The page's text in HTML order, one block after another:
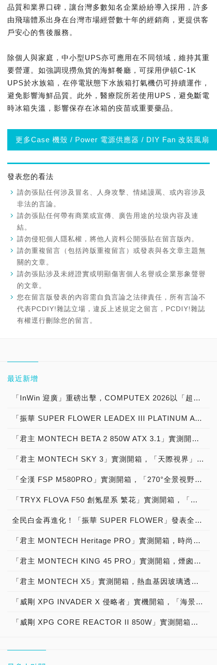
品質和業界口碑，讓台灣多數知名企業紛紛導入採用，許多
由飛瑞體系出身在台灣市場經營數十年的經銷商，更提供客
戶安心的售後服務。
除個人與家庭，中小型UPS亦可應用在不同領域，維持其重
要營運。如強調現撈魚貨的海鮮餐廳，可採用伊頓C-1K
UPS於水族箱，在停電狀態下水族箱打氣機仍可持續運作，
避免影響海鮮品質。此外，醫療院所若使用UPS，避免斷電
時冰箱失溫，影響保存在冰箱的疫苗或重要藥品。
更多Case 機殼 / Power 電源供應器 / DIY Fan 改裝風扇
發表您的看法
請勿張貼任何涉及冒名、人身攻擊、情緒謾罵、或內容涉及
非法的言論。
請勿張貼任何帶有商業或宣傳、廣告用途的垃圾內容及連
結。
請勿侵犯個人隱私權，將他人資料公開張貼在留言版內。
請勿重複留言（包括跨版重複留言）或發表與各文章主題無
關的文章。
請勿張貼涉及未經證實或明顯傷害個人名譽或企業形象聲譽
的文章。
您在留言版發表的內容需自負言論之法律責任，所有言論不
代表PCDIY!雜誌立場，違反上述規定之留言，PCDIY!雜誌
有權逕行刪除您的留言。
最近新增
「InWin 迎廣」重磅出擊，COMPUTEX 2026以「超越硬體，構築 AI 未來架構」為主題，展現「從硬體製造到AI系統整合的全面進化」！
「振華 SUPER FLOWER LEADEX III PLATINUM ATX 3.1 1000W」實測開箱，Cybenetics PLATINUM白金牌認證「PCIe 5.1 單原生 12V-2x6 連接器 」電源供應器 feat. NVIDIA GeForce RTX 5090 顯示卡 絕佳組合！
「君主 MONTECH BETA 2 850W ATX 3.1」實測開箱，80 PLUS Bronze 銅牌認證「PCIe 5.1 單原生 12V-2x6 連接器」直出線電源供應器 feat. NVIDIA GeForce RTX 5080 顯示卡 超值搭機組合！
「君主 MONTECH SKY 3」實測開箱，「天際視界」模組化艙體物超所值「海景房機殼」
「全漢 FSP M580PRO」實測開箱，「270°全景視野」ZenFAN智慧數位顯示監控「曲面玻璃海景機殼」
「TRYX FLOVA F50 創氪星系 繁花」實測開箱，「時尚美學」玻璃透側「織感文藝精品機殼」faet. TDP：380W解熱能力「TRYX STAGE 360 ARGB 影域」水冷散熱器！
全民白金再進化！「振華 SUPER FLOWER」發表全新世代「LEADEX III Platinum ATX 3.1」電源供應器！
「君主 MONTECH Heritage PRO」實測開箱，時尚美學玻璃透側「皮革精品機殼」
「君主 MONTECH KING 45 PRO」實測開箱，煙囪散熱斜角風扇「顏質海景房電腦機殼」 feat. TDP：360W解熱能力「MONTECH HyperFlow Digital 360 水冷散熱器」
「君主 MONTECH X5」實測開箱，熱血基因玻璃透側「質感平價電腦機殼」feat. TDP：240W解熱能力「MONTECH NX400 ARGB CPU空冷散熱器」
「威剛 XPG INVADER X 侵略者」實機開箱，「海景房」雙面玻璃透側機殼！
「威剛 XPG CORE REACTOR II 850W」實測開箱，「80 PLUS Gold 金牌認證」模組化十年保固「ATX 3.0 電源供應器」